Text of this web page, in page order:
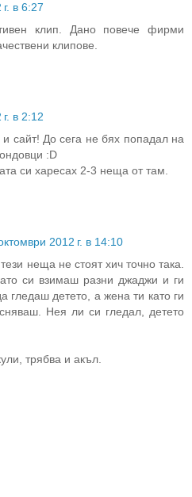
в 6:27
клип. Дано повече фирми
клипове.
в 2:12
и сайт! До сега не бях попадал на
:D
си харесах 2-3 неща от там.
2012 г. в 14:10
неща не стоят хич точно така.
си взимаш разни джаджи и ги
гледаш детето, а жена ти като ги
Нея ли си гледал, детето
трябва и акъл.